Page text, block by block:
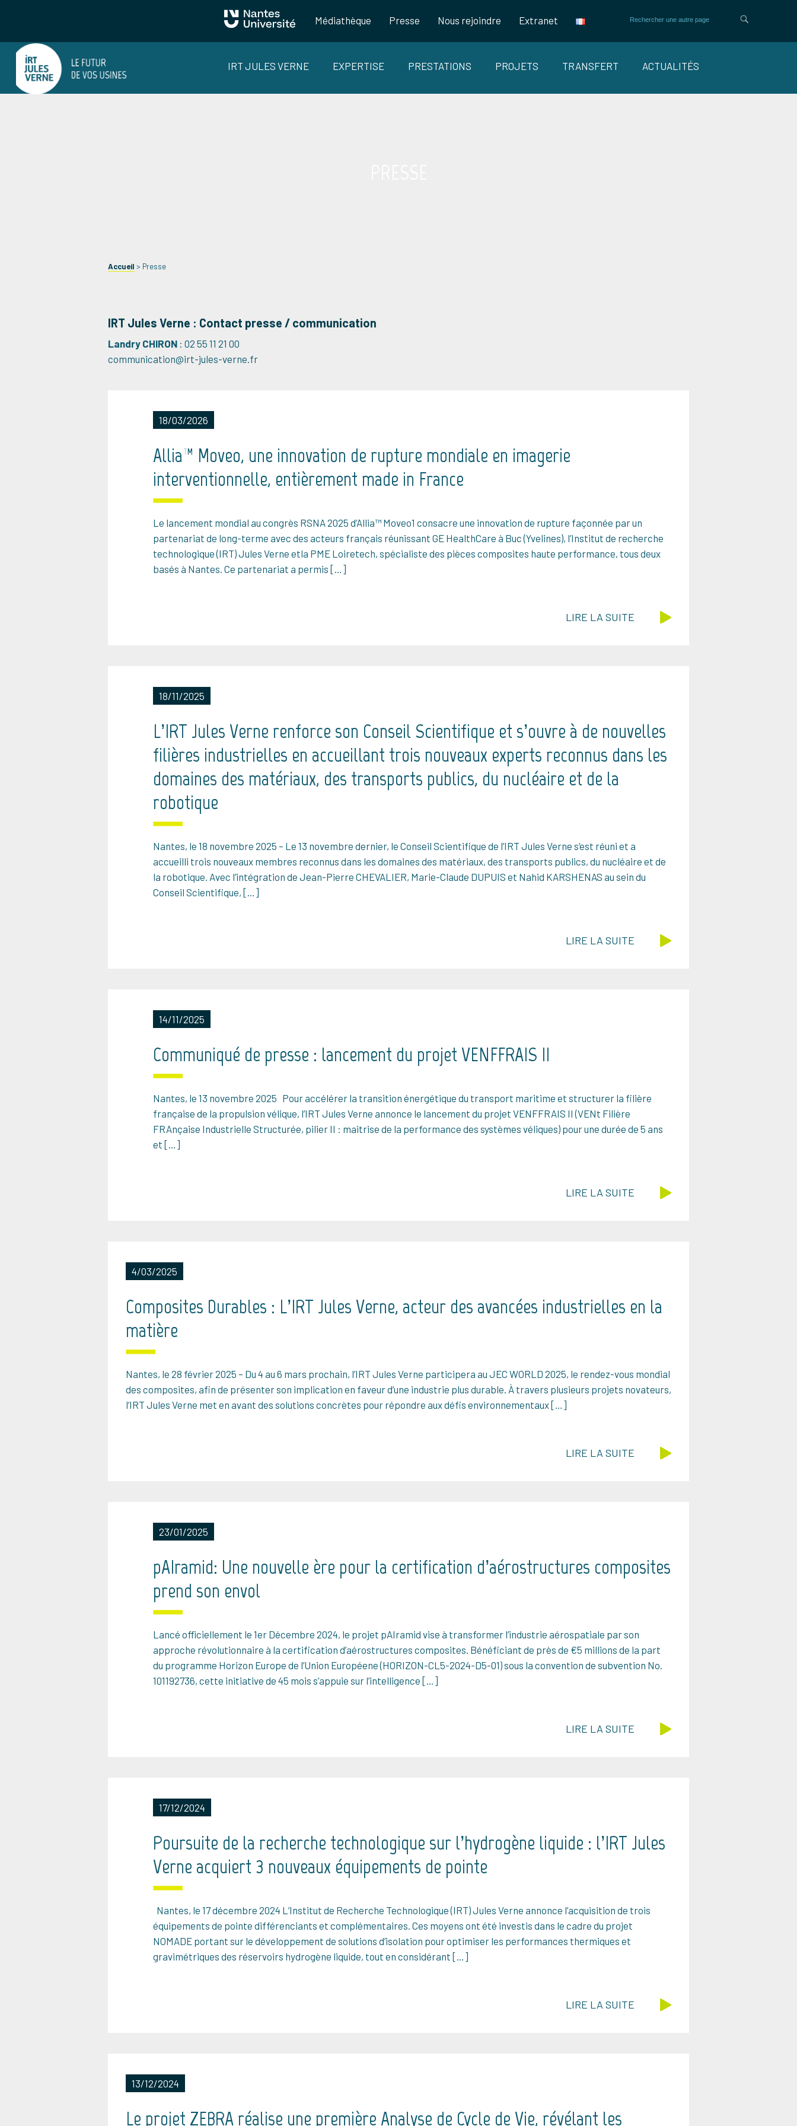
Médiathèque Presse Nous rejoindre Extranet
IRT JULES VERNE EXPERTISE PRESTATIONS PROJETS TRANSFERT ACTUALITÉS
Accueil > Presse
IRT Jules Verne : Contact presse / communication
Landry CHIRON : 02 55 11 21 00
communication@irt-jules-verne.fr
18/03/2026
Allia™ Moveo, une innovation de rupture mondiale en imagerie
interventionnelle, entièrement made in France
Le lancement mondial au congrès RSNA 2025 d’Allia™ Moveo1 consacre une innovation de rupture façonnée par un
partenariat de long-terme avec des acteurs français réunissant GE HealthCare à Buc (Yvelines), l’Institut de recherche
technologique (IRT) Jules Verne etla PME Loiretech, spécialiste des pièces composites haute performance, tous deux
basés à Nantes. Ce partenariat a permis […]
LIRE LA SUITE
18/11/2025
L’IRT Jules Verne renforce son Conseil Scientifique et s’ouvre à de nouvelles
filières industrielles en accueillant trois nouveaux experts reconnus dans les
domaines des matériaux, des transports publics, du nucléaire et de la
robotique
Nantes, le 18 novembre 2025 – Le 13 novembre dernier, le Conseil Scientifique de l’IRT Jules Verne s’est réuni et a
accueilli trois nouveaux membres reconnus dans les domaines des matériaux, des transports publics, du nucléaire et de
la robotique. Avec l’intégration de Jean-Pierre CHEVALIER, Marie-Claude DUPUIS et Nahid KARSHENAS au sein du
Conseil Scientifique, […]
LIRE LA SUITE
14/11/2025
Communiqué de presse : lancement du projet VENFFRAIS II
Nantes, le 13 novembre 2025 Pour accélérer la transition énergétique du transport maritime et structurer la filière
française de la propulsion vélique, l’IRT Jules Verne annonce le lancement du projet VENFFRAIS II (VENt Filière
FRAnçaise Industrielle Structurée, pilier II : maitrise de la performance des systèmes véliques) pour une durée de 5 ans
et […]
LIRE LA SUITE
4/03/2025
Composites Durables : L’IRT Jules Verne, acteur des avancées industrielles en la
matière
Nantes, le 28 février 2025 – Du 4 au 6 mars prochain, l’IRT Jules Verne participera au JEC WORLD 2025, le rendez-vous mondial
des composites, afin de présenter son implication en faveur d’une industrie plus durable. À travers plusieurs projets novateurs,
l’IRT Jules Verne met en avant des solutions concrètes pour répondre aux défis environnementaux […]
LIRE LA SUITE
23/01/2025
pAIramid: Une nouvelle ère pour la certification d’aérostructures composites
prend son envol
Lancé officiellement le 1er Décembre 2024, le projet pAIramid vise à transformer l’industrie aérospatiale par son
approche révolutionnaire à la certification d’aérostructures composites. Bénéficiant de près de €5 millions de la part
du programme Horizon Europe de l’Union Européene (HORIZON-CL5-2024-D5-01) sous la convention de subvention No.
101192736, cette initiative de 45 mois s’appuie sur l’intelligence […]
LIRE LA SUITE
17/12/2024
Poursuite de la recherche technologique sur l’hydrogène liquide : l’IRT Jules
Verne acquiert 3 nouveaux équipements de pointe
Nantes, le 17 décembre 2024 L’Institut de Recherche Technologique (IRT) Jules Verne annonce l’acquisition de trois
équipements de pointe différenciants et complémentaires. Ces moyens ont été investis dans le cadre du projet
NOMADE portant sur le développement de solutions d’isolation pour optimiser les performances thermiques et
gravimétriques des réservoirs hydrogène liquide, tout en considérant […]
LIRE LA SUITE
13/12/2024
Le projet ZEBRA réalise une première Analyse de Cycle de Vie, révélant les